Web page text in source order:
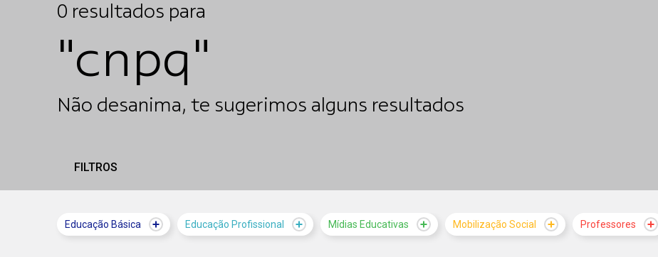
0 resultados para
"cnpq"
Não desanima, te sugerimos alguns resultados
FILTROS
Educação Básica Educação Profissional Mídias Educativas Mobilização Social Professores